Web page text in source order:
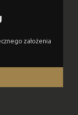
założenia